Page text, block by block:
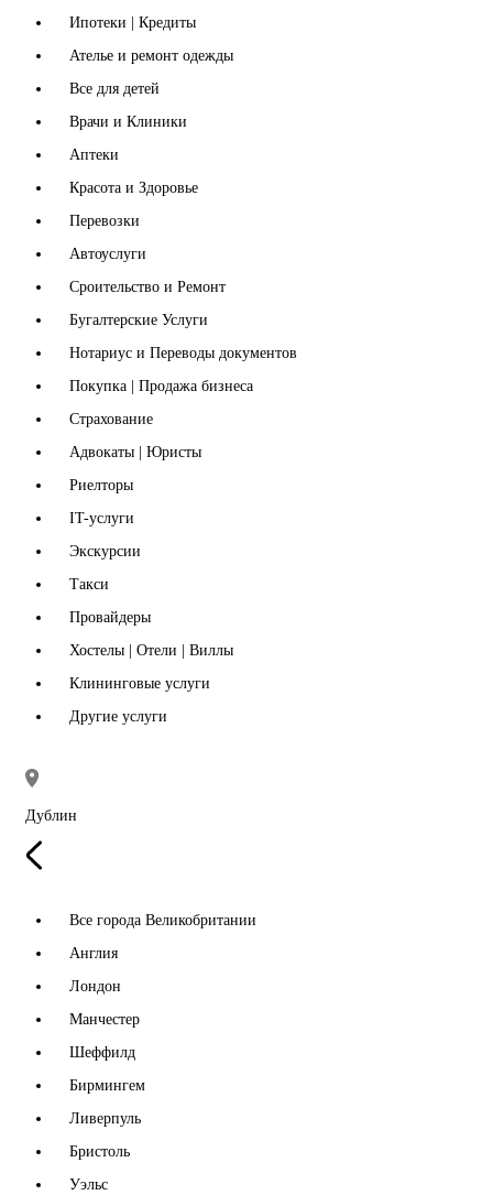
Ипотеки | Кредиты
Ателье и ремонт одежды
Все для детей
Врачи и Клиники
Аптеки
Красота и Здоровье
Перевозки
Автоуслуги
Сроительство и Ремонт
Бугалтерские Услуги
Нотариус и Переводы документов
Покупка | Продажа бизнеса
Страхование
Адвокаты | Юристы
Риелторы
IT-услуги
Экскурсии
Такси
Провайдеры
Хостелы | Отели | Виллы
Клининговые услуги
Другие услуги
Дублин
Все города Великобритании
Англия
Лондон
Манчестер
Шеффилд
Бирмингем
Ливерпуль
Бристоль
Уэльс